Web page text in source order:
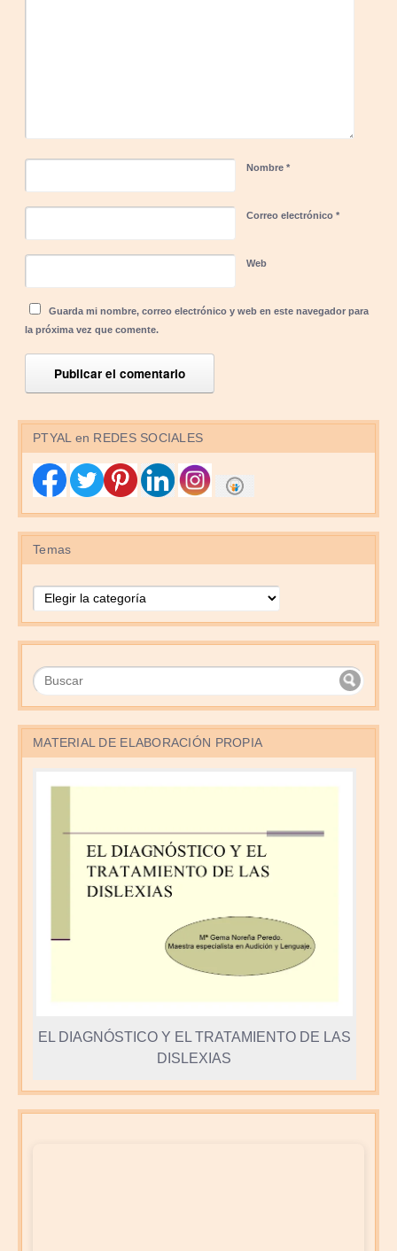
Nombre*
Correo electrónico*
Web
Guarda mi nombre, correo electrónico y web en este navegador para
la próxima vez que comente.
PTYAL en REDES SOCIALES
Temas
MATERIAL DE ELABORACIÓN PROPIA
EL DIAGNÓSTICO Y EL TRATAMIENTO DE LAS
DISLEXIAS